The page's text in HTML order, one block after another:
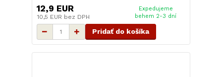
12,9 EUR
10,5 EUR bez DPH
Expedujeme
behem 2-3 dní
Pridať do košíka